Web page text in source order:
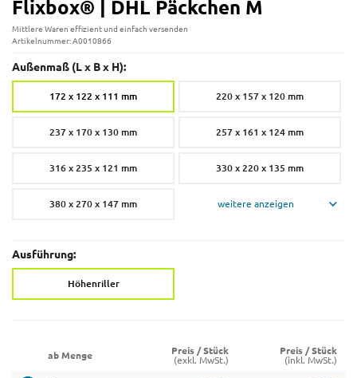
Flixbox® | DHL Päckchen M
Mittlere Waren effizient und einfach versenden
Artikelnummer: A0010866
Außenmaß (L x B x H):
172 x 122 x 111 mm 220 x 157 x 120 mm
237 x 170 x 130 mm 257 x 161 x 124 mm
316 x 235 x 121 mm 330 x 220 x 135 mm
380 x 270 x 147 mm weitere anzeigen
Ausführung:
Höhenriller
ab Menge
Preis / Stück
(exkl. MwSt.)
Preis / Stück
(inkl. MwSt.)